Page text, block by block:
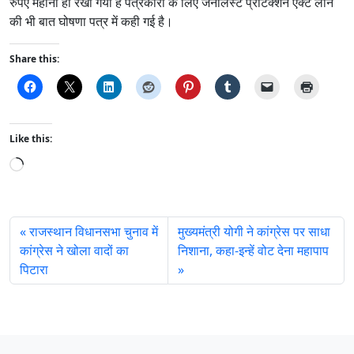
की भी बात घोषणा पत्र में कही गई है।
Share this:
Like this:
L
d
i
n
g
राजस्थान विधानसभा चुनाव में
कांग्रेस ने खोला वादों का
पिटारा
मुख्यमंत्री योगी ने कांग्रेस पर साधा
निशाना, कहा-इन्हें वोट देना महापाप